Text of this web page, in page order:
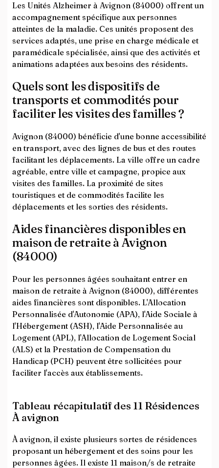
Les Unités Alzheimer à Avignon (84000) offrent un
accompagnement spécifique aux personnes
atteintes de la maladie. Ces unités proposent des
services adaptés, une prise en charge médicale et
paramédicale spécialisée, ainsi que des activités et
animations adaptées aux besoins des résidents.
Quels sont les dispositifs de
transports et commodités pour
faciliter les visites des familles ?
Avignon (84000) bénéficie d'une bonne accessibilité
en transport, avec des lignes de bus et des routes
facilitant les déplacements. La ville offre un cadre
agréable, entre ville et campagne, propice aux
visites des familles. La proximité de sites
touristiques et de commodités facilite les
déplacements et les sorties des résidents.
Aides financières disponibles en
maison de retraite à Avignon
(84000)
Pour les personnes âgées souhaitant entrer en
maison de retraite à Avignon (84000), différentes
aides financières sont disponibles. L'Allocation
Personnalisée d'Autonomie (APA), l'Aide Sociale à
l'Hébergement (ASH), l'Aide Personnalisée au
Logement (APL), l'Allocation de Logement Social
(ALS) et la Prestation de Compensation du
Handicap (PCH) peuvent être sollicitées pour
faciliter l'accès aux établissements.
Tableau récapitulatif des 11 Résidences
À avignon
À avignon, il existe plusieurs sortes de résidences
proposant un hébergement et des soins pour les
personnes âgées. Il existe 11 maison/s de retraite